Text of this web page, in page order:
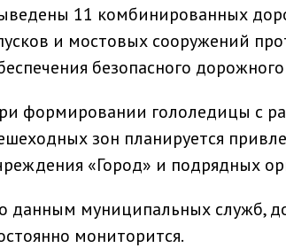
11 комбинированных
и мостовых сооружений
безопасного
формировании гололедицы с
зон планируется
«Город» и подрядных
данным муниципальных служб,
мониторится.